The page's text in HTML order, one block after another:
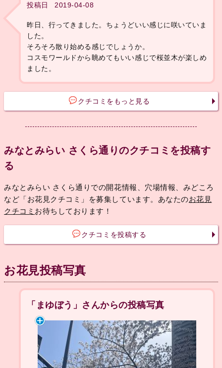
投稿日
2019-04-08
昨日、行ってきました。ちょうどいい感じに咲いていま
した。
そろそろ散り始める感じでしょうか。
コスモワールドから眺めてもいい感じで桜並木が楽しめ
ました。
クチコミをもっと見る
みなとみらい さくら通りのクチコミを投稿す
る
みなとみらい さくら通りでの開花情報、穴場情報、みどころ
など「お花見クチコミ」を募集しています。あなたのお花見
クチコミ お待ちしております！
クチコミを投稿する
お花見投稿写真
「まゆぼう」さんからの投稿写真